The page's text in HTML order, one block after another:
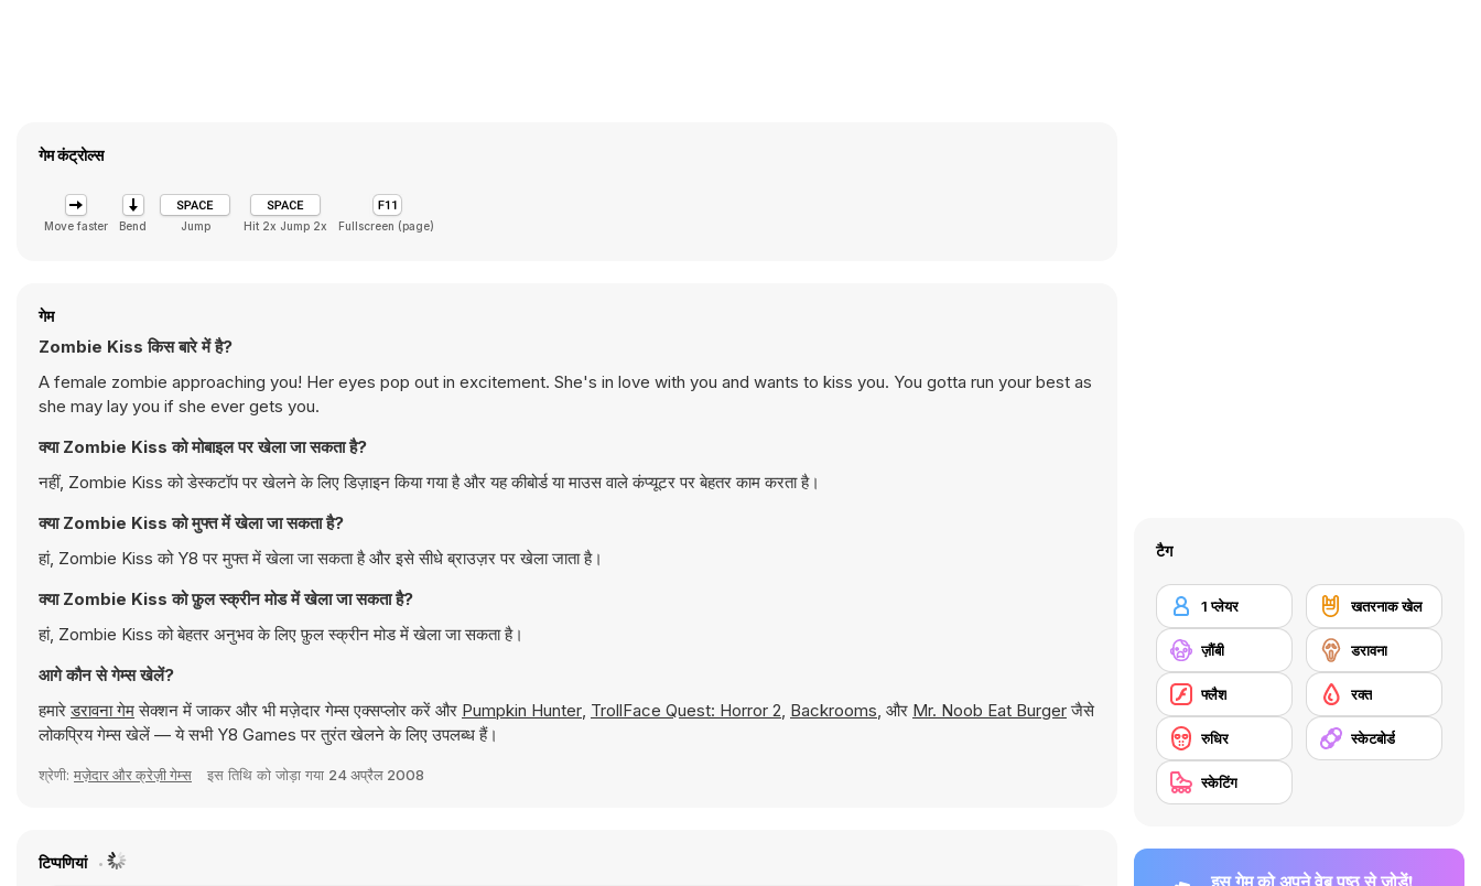
गेम कंट्रोल्स
Move faster Bend Jump Hit 2x Jump 2x Fullscreen (page)
गेम
Zombie Kiss किस बारे में है?
A female zombie approaching you! Her eyes pop out in excitement. She's in love with you and wants to kiss you. You gotta run your best as
she may lay you if she ever gets you.
क्या Zombie Kiss को मोबाइल पर खेला जा सकता है?
नहीं, Zombie Kiss को डेस्कटॉप पर खेलने के लिए डिज़ाइन किया गया है और यह कीबोर्ड या माउस वाले कंप्यूटर पर बेहतर काम करता है।
क्या Zombie Kiss को मुफ्त में खेला जा सकता है?
हां, Zombie Kiss को Y8 पर मुफ्त में खेला जा सकता है और इसे सीधे ब्राउज़र पर खेला जाता है।
क्या Zombie Kiss को फ़ुल स्क्रीन मोड में खेला जा सकता है?
हां, Zombie Kiss को बेहतर अनुभव के लिए फ़ुल स्क्रीन मोड में खेला जा सकता है।
आगे कौन से गेम्स खेलें?
हमारेडरावना गेमसेक्शन में जाकर और भी मज़ेदार गेम्स एक्सप्लोर करें और Pumpkin Hunter, TrollFace Quest: Horror 2, Backrooms, और Mr. Noob Eat Burgerजैसे
लोकप्रिय गेम्स खेलें — ये सभी Y8 Games पर तुरंत खेलने के लिए उपलब्ध हैं।
श्रेणी: मज़ेदार और क्रेज़ी गेम्स इस तिथि को जोड़ा गया 24 अप्रैल 2008
टिप्पणियां
टैग
1 प्लेयर खतरनाक खेल
ज़ौंबी डरावना
फ्लैश रक्त
रुधिर स्केटबोर्ड
स्केटिंग